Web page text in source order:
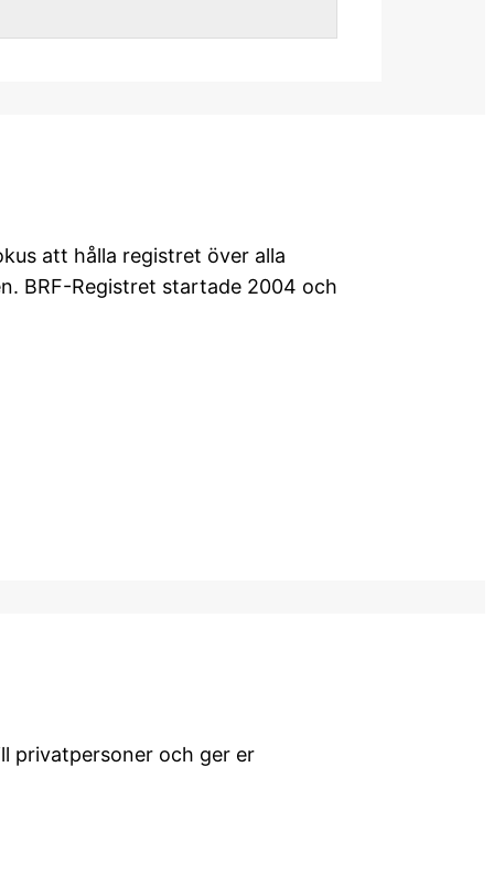
att hålla registret över alla
BRF-Registret startade 2004 och
privatpersoner och ger er